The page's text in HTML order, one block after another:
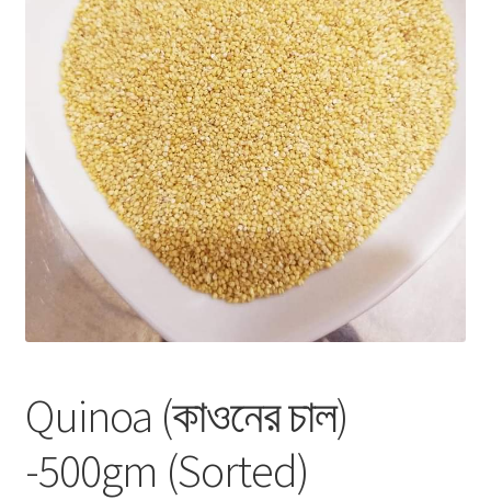
My Account
Privacy Policy
Recipe
Shop
Quinoa (কাওনের চাল)
-500gm (Sorted)